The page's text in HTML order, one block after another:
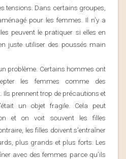
tensions. Dans certains groupes,
pour les femmes. Il n’y a
peuvent le pratiquer si elles en
juste utiliser des poussés main
problème. Certains hommes ont
les femmes comme des
Ils prennent trop de précautions et
un objet fragile. Cela peut
et on voit souvent les filles
les filles doivent s’entraîner
plus grands et plus forts. Les
avec des femmes parce qu’ils